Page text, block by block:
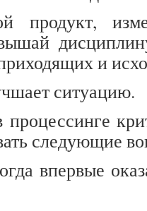
продукт,
и
ситуацию.
следующие
впервые